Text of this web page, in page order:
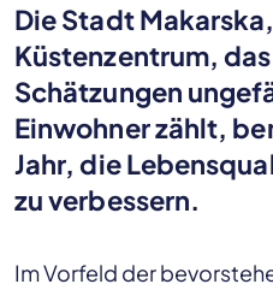
Die Stadt
Küstenzentrum,
Schätzungen
Einwohner zählt,
Jahr, die
zu verbessern.
Im Vorfeld der